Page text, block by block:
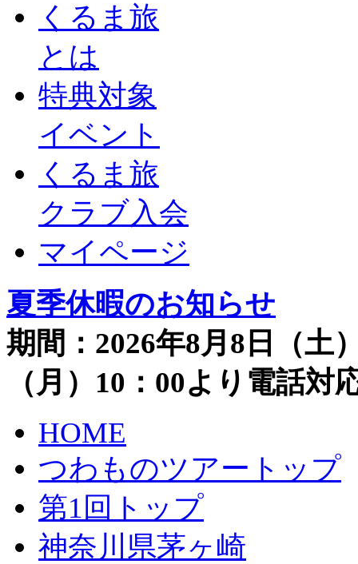
くるま旅
とは
特典対象
イベント
くるま旅
クラブ入会
マイページ
夏季休暇のお知らせ
期間：2026年8月8日（土
（月）10：00より電話
HOME
つわものツアートップ
第1回トップ
神奈川県茅ヶ崎